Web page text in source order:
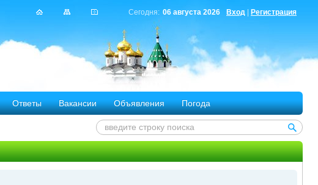
Вход Регистрация
Сегодня: 06 августа 2026
Ответы Вакансии Объявления Погода